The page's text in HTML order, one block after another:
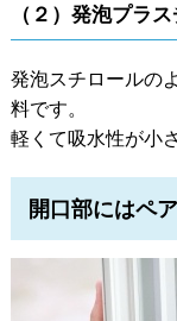
（２）発泡プラ
発泡スチロールの
料です。
軽くて吸水性が小
開口部にはペ